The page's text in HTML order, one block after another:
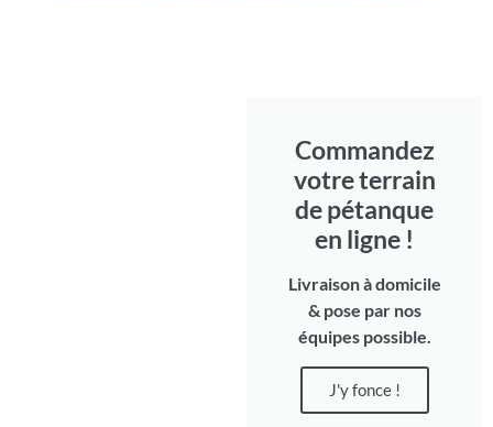
Commandez
votre terrain
de pétanque
en ligne !
Livraison à domicile
& pose par nos
équipes possible.
J'y fonce !